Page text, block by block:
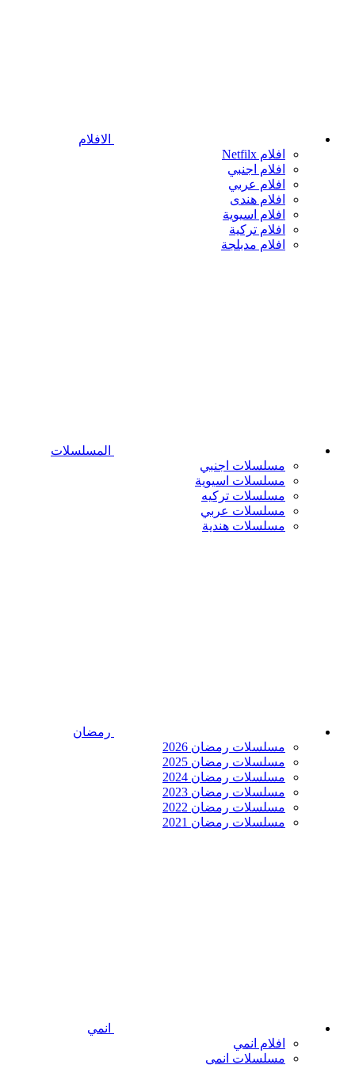
الافلام
افلام Netfilx
افلام اجنبي
افلام عربي
افلام هندى
افلام اسيوية
افلام تركية
افلام مدبلجة
المسلسلات
مسلسلات اجنبي
مسلسلات اسيوية
مسلسلات تركيه
مسلسلات عربي
مسلسلات هندية
رمضان
مسلسلات رمضان 2026
مسلسلات رمضان 2025
مسلسلات رمضان 2024
مسلسلات رمضان 2023
مسلسلات رمضان 2022
مسلسلات رمضان 2021
انمي
افلام انمي
مسلسلات انمي